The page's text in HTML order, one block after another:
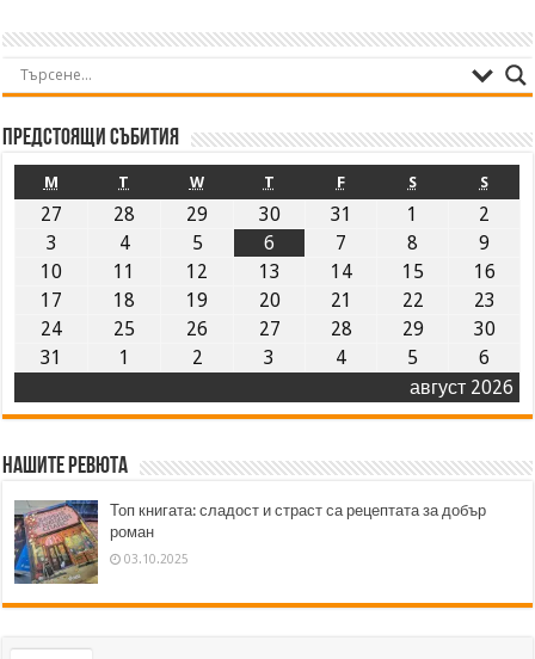
Предстоящи събития
август 2026
M T W T F S S
27 28 29 30 31 1
2
3
4 5 6 7 8
9
10
11 12 13 14 15
16
17
18 19 20 21 22
23
24
25 26 27 28 29
30
31
1 2 3 4 5 6
Нашите ревюта
Топ книгата: сладост и страст са рецептата за добър
роман
03.10.2025